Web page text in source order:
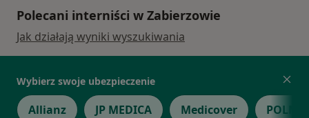
Polecani interniści w Zabierzowie
Jak działają wyniki wyszukiwania
Wybierz swoje ubezpieczenie
Allianz JP MEDICA Medicover